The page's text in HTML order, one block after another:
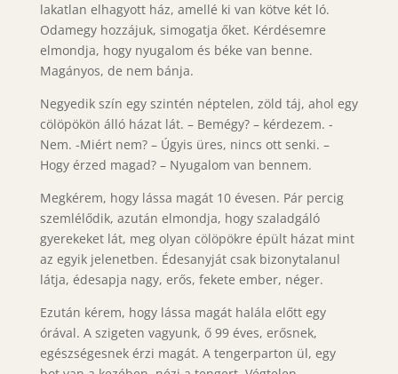
lakatlan elhagyott ház, amellé ki van kötve két ló.
Odamegy hozzájuk, simogatja őket. Kérdésemre
elmondja, hogy nyugalom és béke van benne.
Magányos, de nem bánja.
Negyedik szín egy szintén néptelen, zöld táj, ahol egy
cölöpökön álló házat lát. – Bemégy? – kérdezem. -
Nem. -Miért nem? – Úgyis üres, nincs ott senki. –
Hogy érzed magad? – Nyugalom van bennem.
Megkérem, hogy lássa magát 10 évesen. Pár percig
szemlélődik, azután elmondja, hogy szaladgáló
gyerekeket lát, meg olyan cölöpökre épült házat mint
az egyik jelenetben. Édesanyját csak bizonytalanul
látja, édesapja nagy, erős, fekete ember, néger.
Ezután kérem, hogy lássa magát halála előtt egy
órával. A szigeten vagyunk, ő 99 éves, erősnek,
egészségesnek érzi magát. A tengerparton ül, egy